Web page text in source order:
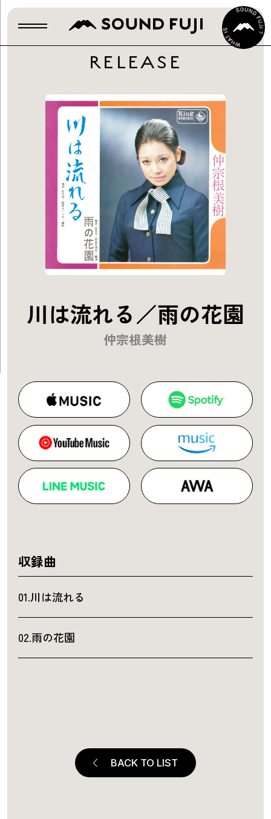
RELEASE
川は流れる／雨の花園
仲宗根美樹
収録曲
01.川は流れる
02.雨の花園
BACK TO LIST